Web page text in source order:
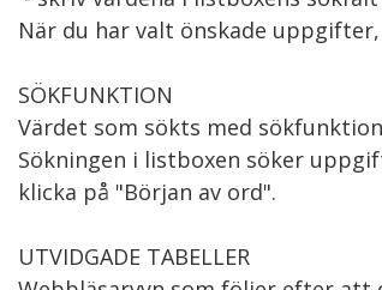
När du har valt önskade
SÖKFUNKTION
Värdet som sökts med
Sökningen i listboxen söker
klicka på "Början av ord".
UTVIDGADE TABELLER